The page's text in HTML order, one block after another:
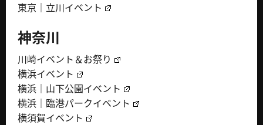
東京｜立川イベント
神奈川
川崎イベント＆お祭り
横浜イベント
横浜｜山下公園イベント
横浜｜臨港パークイベント
横須賀イベント